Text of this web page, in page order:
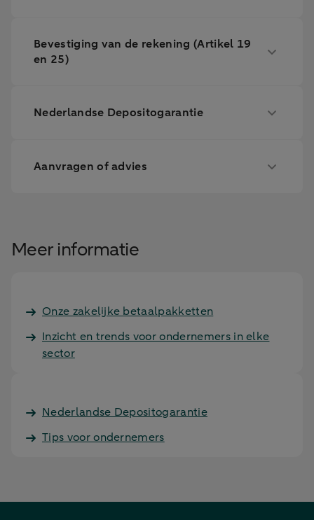
Bevestiging van de rekening (Artikel 19
en 25)
Nederlandse Depositogarantie
Aanvragen of advies
Meer informatie
Onze zakelijke betaalpakketten
Inzicht en trends voor ondernemers in elke
sector
Nederlandse Depositogarantie
Tips voor ondernemers